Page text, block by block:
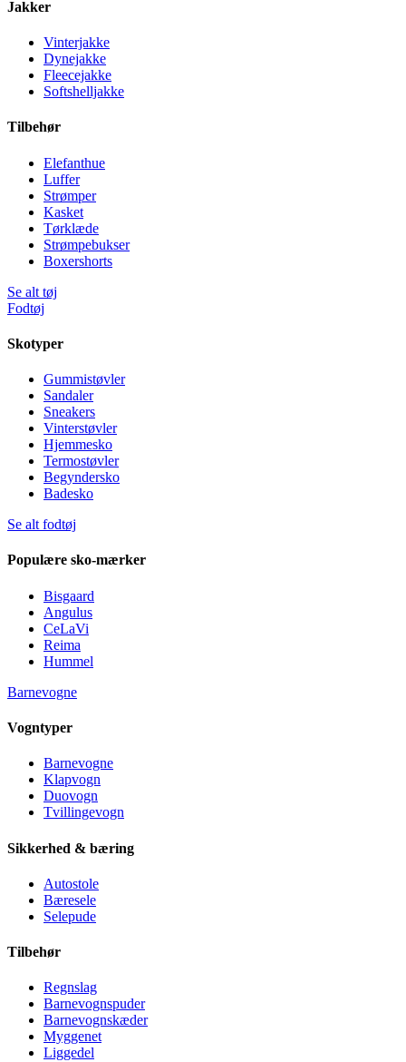
Jakker
Vinterjakke
Dynejakke
Fleecejakke
Softshelljakke
Tilbehør
Elefanthue
Luffer
Strømper
Kasket
Tørklæde
Strømpebukser
Boxershorts
Se alt tøj
Fodtøj
Skotyper
Gummistøvler
Sandaler
Sneakers
Vinterstøvler
Hjemmesko
Termostøvler
Begyndersko
Badesko
Se alt fodtøj
Populære sko-mærker
Bisgaard
Angulus
CeLaVi
Reima
Hummel
Barnevogne
Vogntyper
Barnevogne
Klapvogn
Duovogn
Tvillingevogn
Sikkerhed & bæring
Autostole
Bæresele
Selepude
Tilbehør
Regnslag
Barnevognspuder
Barnevognskæder
Myggenet
Liggedel